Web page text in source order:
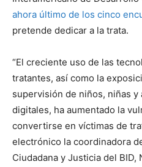
ahora último de los cinco
pretende dedicar a la trata.
“El creciente uso de las
tratantes, así como la
supervisión de niños, niñas
digitales, ha aumentado la
convertirse en víctimas de
electrónico la coordinadora
Ciudadana y Justicia del